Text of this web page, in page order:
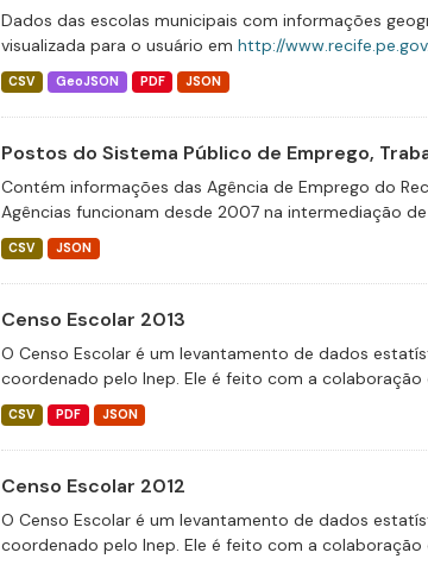
Dados das escolas municipais com informações
visualizada para o usuário em http://
CSV GeoJSON PDF JSON
Postos do Sistema Público de Emprego,
Contém informações das Agência de Emprego do
Agências funcionam desde 2007 na intermediação
CSV JSON
Censo Escolar 2013
O Censo Escolar é um levantamento de dados
coordenado pelo Inep. Ele é feito com a colaboração
CSV PDF JSON
Censo Escolar 2012
O Censo Escolar é um levantamento de dados
coordenado pelo Inep. Ele é feito com a colaboração